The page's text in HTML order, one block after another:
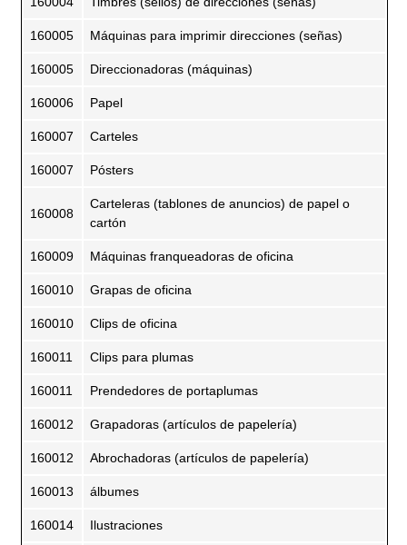
160005 Máquinas para imprimir direcciones (señas)
160005 Direccionadoras (máquinas)
160006 Papel
160007 Carteles
160007 Pósters
160008
Carteleras (tablones de anuncios) de papel o
cartón
160009 Máquinas franqueadoras de oficina
160010 Grapas de oficina
160010 Clips de oficina
160011 Clips para plumas
160011 Prendedores de portaplumas
160012 Grapadoras (artículos de papelería)
160012 Abrochadoras (artículos de papelería)
160013 álbumes
160014 Ilustraciones